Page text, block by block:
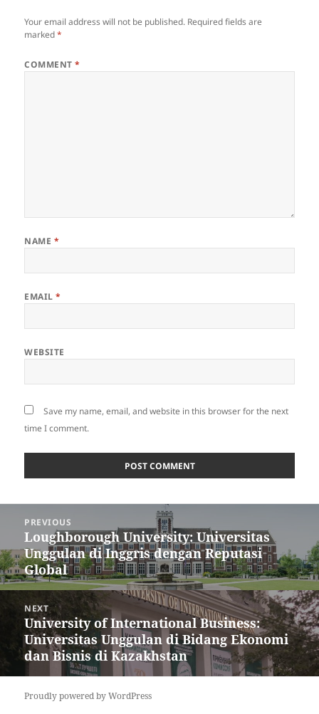
Your email address will not be published. Required fields are
marked*
COMMENT*
NAME *
EMAIL*
WEBSITE
Save my name, email, and website in this browser for the next
time I comment.
navigation
PREVIOUS
Previous
post:
Loughborough University: Universitas
Unggulan di Inggris dengan Reputasi
Global
NEXT
Next
post:
University of International Business:
Universitas Unggulan di Bidang Ekonomi
dan Bisnis di Kazakhstan
Proudly powered by WordPress